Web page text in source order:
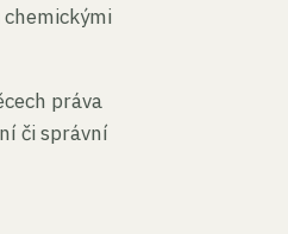
práva
či správní